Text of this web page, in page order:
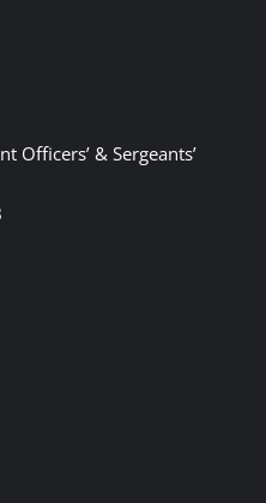
Officers’ & Sergeants’